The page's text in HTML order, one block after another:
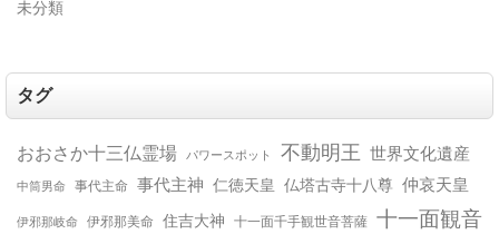
未分類
タグ
おおさか十三仏霊場 パワースポット 不動明王 世界文化遺産
中筒男命 事代主命 事代主神 仁徳天皇 仏塔古寺十八尊 仲哀天皇
伊邪那岐命 伊邪那美命 住吉大神 十一面千手観世音菩薩 十一面観音